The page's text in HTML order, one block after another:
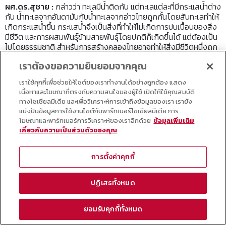
ผศ.ดร.สุชาย : กล่าวว่า ทะเลมีน้ำติดกัน แต่ทะเลแต่ละที่มีกระแสน้ำต่าง
กัน น้ำทะเลจากอันดามันกับน้ำทะเลจากอ่าวไทยถูกกั้นโดยสันทะเลทำให้
เกิดกระแสน้ำขึ้น กระแสน้ำจึงเป็นสิ่งที่ทำให้ไม่เกิดการปนเปื้อนของสิ่ง
มีชีวิต และการผสมพันธุ์ข้ามสายพันธุ์โดยปกติก็เกิดขึ้นได้ แต่ต้องเป็น
ไปโดยธรรมชาติ สำหรับการสร้างคลองไทยอาจทำให้สิ่งมีชีวิตหนึ่งถูก
ก็ได้ ซึ่งเป็นความเสี่ยงที่ต้องคำนึงถึง ส่วนคลองปานามาเป็นคลองที่
เกิดขึ้นมานาน สิ่งมีชีวิตทางทะเลจึงปรับตัวได้แล้ว หรือกรณีคลองสุ
เอซที่เป็นคลองเปิดเชื่อมทะเลเมดิเตอร์เรเนียนกับทะเลแดง สิ่งมีชีวิต
ทางทะเลก็เกิดการผสมพันธุ์ข้ามสายพันธุ์อยู่แล้ว แตกต่างกับกรณี
ของประเทศไทย
Post Views: 1,831
SEARCH
เราต้องขอความยินยอมจากคุณ
เราใช้คุกกี้เพื่อช่วยให้ไซต์ของเราทำงานได้อย่างถูกต้อง แสดง
เนื้อหาและโฆษณาที่ตรงกับความสนใจของผู้ใช้ เปิดให้ใช้คุณสมบัติ
ทางโซเชียลมีเดีย และเพื่อวิเคราะห์การเข้าถึงข้อมูลของเรา เรายัง
แบ่งปันข้อมูลการใช้งานไซต์กับพาร์ทเนอร์โซเชียลมีเดีย การ
โฆษณาและพาร์ทเนอร์การวิเคราะห์ของเราอีกด้วย ข้อมูลเพิ่มเติม
เกี่ยวกับความเป็นส่วนตัวของคุณ
การตั้งค่าคุกกี้
ปฏิเสธทั้งหมด
ยอมรับคุกกี้ทั้งหมด